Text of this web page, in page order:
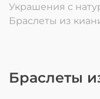
Украшения с
Браслеты из
Браслеты